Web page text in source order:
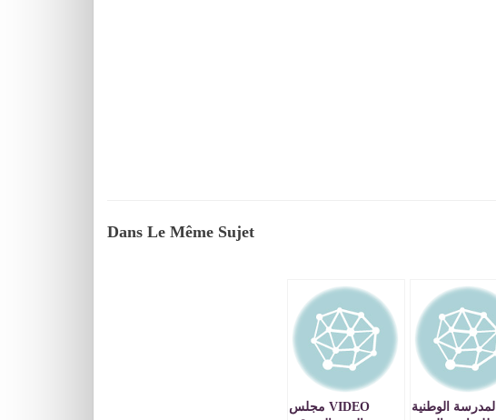
Dans Le Même Sujet
المدرسة الوطنية
VIDEO مجلس